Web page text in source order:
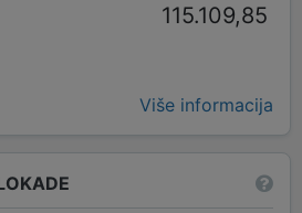
115.109,85
Više informacija